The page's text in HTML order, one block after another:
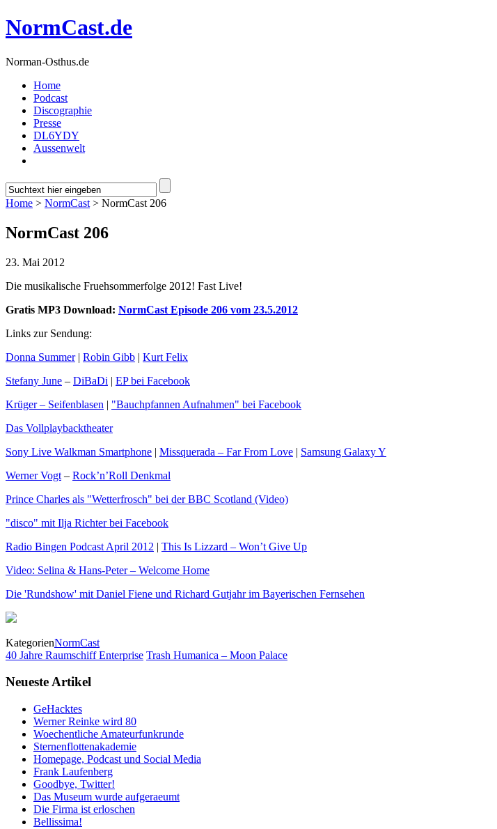
NormCast.de
Norman-Osthus.de
Home
Podcast
Discographie
Presse
DL6YDY
Aussenwelt
Home > NormCast > NormCast 206
NormCast 206
23. Mai 2012
Die musikalische Fruehsommerfolge 2012! Fast Live!
Gratis MP3 Download: NormCast Episode 206 vom 23.5.2012
Links zur Sendung:
Donna Summer| Robin Gibb | Kurt Felix
Stefany June – DiBaDi | EP bei Facebook
Krüger – Seifenblasen | "Bauchpfannen Aufnahmen" bei Facebook
Das Vollplaybacktheater
Sony Live Walkman Smartphone | Missquerada – Far From Love | Samsung Galaxy Y
Werner Vogt – Rock’n’Roll Denkmal
Prince Charles als "Wetterfrosch" bei der BBC Scotland (Video)
"disco" mit Ilja Richter bei Facebook
Radio Bingen Podcast April 2012 | This Is Lizzard – Won’t Give Up
Video: Selina & Hans-Peter – Welcome Home
Die 'Rundshow' mit Daniel Fiene und Richard Gutjahr im Bayerischen Fernsehen
KategorienNormCast
40 Jahre Raumschiff Enterprise Trash Humanica – Moon Palace
Neueste Artikel
GeHacktes
Werner Reinke wird 80
Woechentliche Amateurfunkrunde
Sternenflottenakademie
Homepage, Podcast und Social Media
Frank Laufenberg
Goodbye, Twitter!
Das Museum wurde aufgeraeumt
Die Firma ist erloschen
Bellissima!